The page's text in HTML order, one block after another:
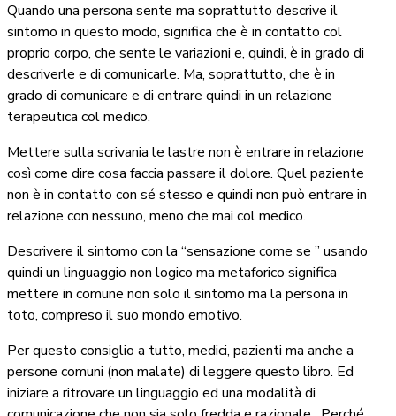
Quando una persona sente ma soprattutto descrive il
sintomo in questo modo, significa che è in contatto col
proprio corpo, che sente le variazioni e, quindi, è in grado di
descriverle e di comunicarle. Ma, soprattutto, che è in
grado di comunicare e di entrare quindi in un relazione
terapeutica col medico.
Mettere sulla scrivania le lastre non è entrare in relazione
così come dire cosa faccia passare il dolore. Quel paziente
non è in contatto con sé stesso e quindi non può entrare in
relazione con nessuno, meno che mai col medico.
Descrivere il sintomo con la “sensazione come se ” usando
quindi un linguaggio non logico ma metaforico significa
mettere in comune non solo il sintomo ma la persona in
toto, compreso il suo mondo emotivo.
Per questo consiglio a tutto, medici, pazienti ma anche a
persone comuni (non malate) di leggere questo libro. Ed
iniziare a ritrovare un linguaggio ed una modalità di